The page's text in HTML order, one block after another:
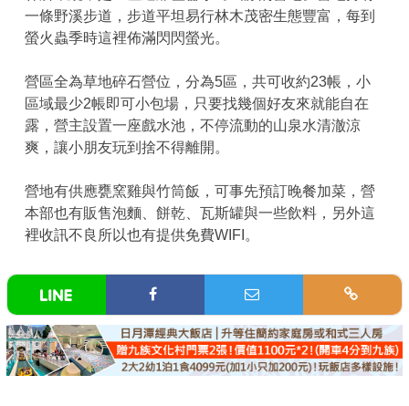
一條野溪步道，步道平坦易行林木茂密生態豐富，每到
螢火蟲季時這裡佈滿閃閃螢光。
營區全為草地碎石營位，分為5區，共可收約23帳，小
區域最少2帳即可小包場，只要找幾個好友來就能自在
露，營主設置一座戲水池，不停流動的山泉水清澈涼
爽，讓小朋友玩到捨不得離開。
營地有供應甕窯雞與竹筒飯，可事先預訂晚餐加菜，營
本部也有販售泡麵、餅乾、瓦斯罐與一些飲料，另外這
裡收訊不良所以也有提供免費WIFI。